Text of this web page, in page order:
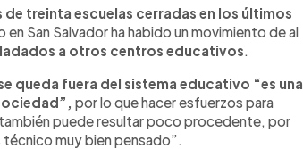
de treinta escuelas cerradas en los últimos
San Salvador ha habido un movimiento de al
a otros centros educativos
queda fuera del sistema educativo “es una
por lo que hacer esfuerzos para
puede resultar poco procedente, por
muy bien pensado”.